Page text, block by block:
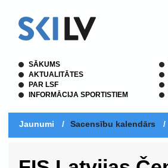
SĀKUMS
AKTUALITĀTES
PAR LSF
INFORMĀCIJA SPORTISTIEM
Jaunumi / Sacensību kalendārs /